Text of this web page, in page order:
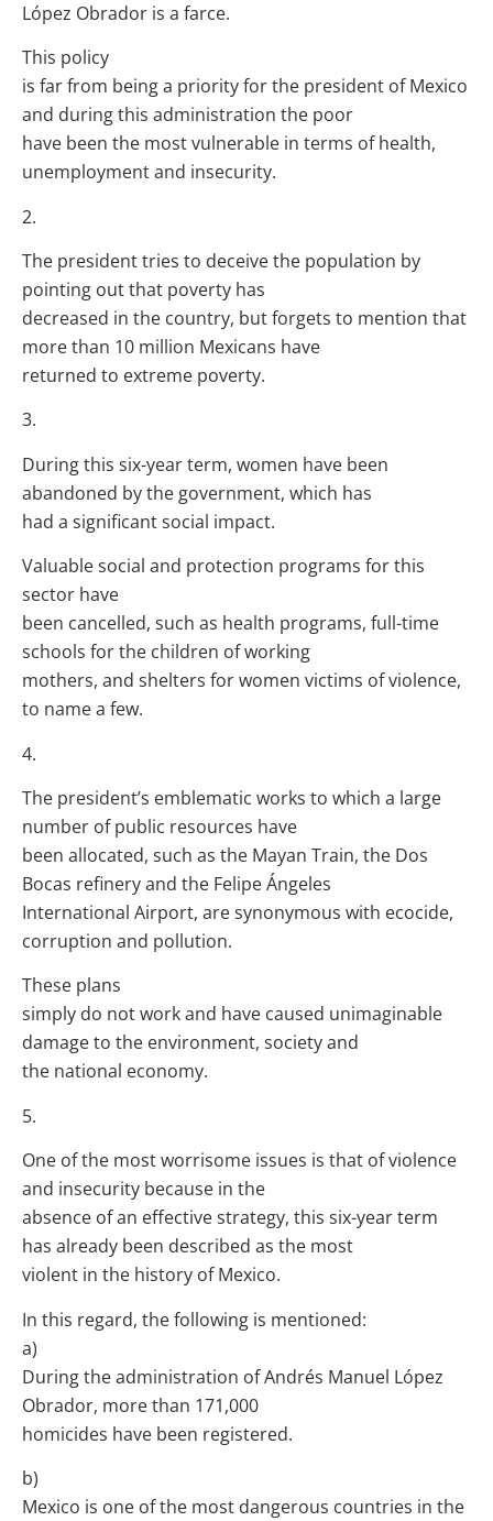
López Obrador is a farce.
This policy
is far from being a priority for the president of Mexico
and during this administration the poor
have been the most vulnerable in terms of health,
unemployment and insecurity.
2.
The president tries to deceive the population by
pointing out that poverty has
decreased in the country, but forgets to mention that
more than 10 million Mexicans have
returned to extreme poverty.
3.
During this six-year term, women have been
abandoned by the government, which has
had a significant social impact.
Valuable social and protection programs for this
sector have
been cancelled, such as health programs, full-time
schools for the children of working
mothers, and shelters for women victims of violence,
to name a few.
4.
The president’s emblematic works to which a large
number of public resources have
been allocated, such as the Mayan Train, the Dos
Bocas refinery and the Felipe Ángeles
International Airport, are synonymous with ecocide,
corruption and pollution.
These plans
simply do not work and have caused unimaginable
damage to the environment, society and
the national economy.
5.
One of the most worrisome issues is that of violence
and insecurity because in the
absence of an effective strategy, this six-year term
has already been described as the most
violent in the history of Mexico.
In this regard, the following is mentioned:
a)
During the administration of Andrés Manuel López
Obrador, more than 171,000
homicides have been registered.
b)
Mexico is one of the most dangerous countries in the